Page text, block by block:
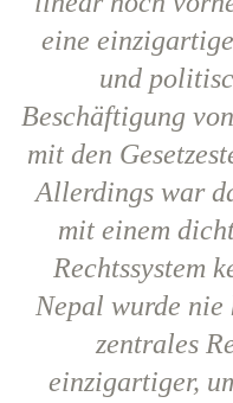
eine
und
Beschäftigung
mit den
Allerdings war
mit einem
Rechtssystem
Nepal wurde
zentrales
einzigartiger,